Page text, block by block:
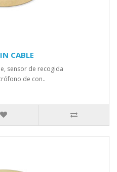
CABLE
sensor de recogida
de con..